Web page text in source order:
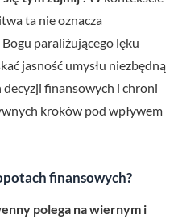
ta nie oznacza
paraliżującego lęku
jasność umysłu niezbędną
finansowych i chroni
kroków pod wpływem
finansowych?
polega na wiernym i